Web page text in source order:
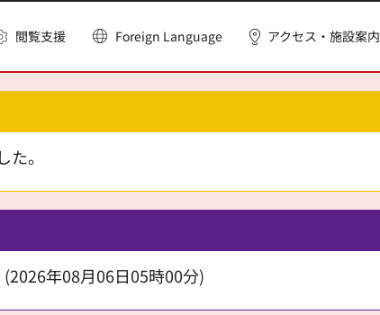
閲覧支援 Foreign Language アクセス・施設案内
。
年08月06日05時00分)